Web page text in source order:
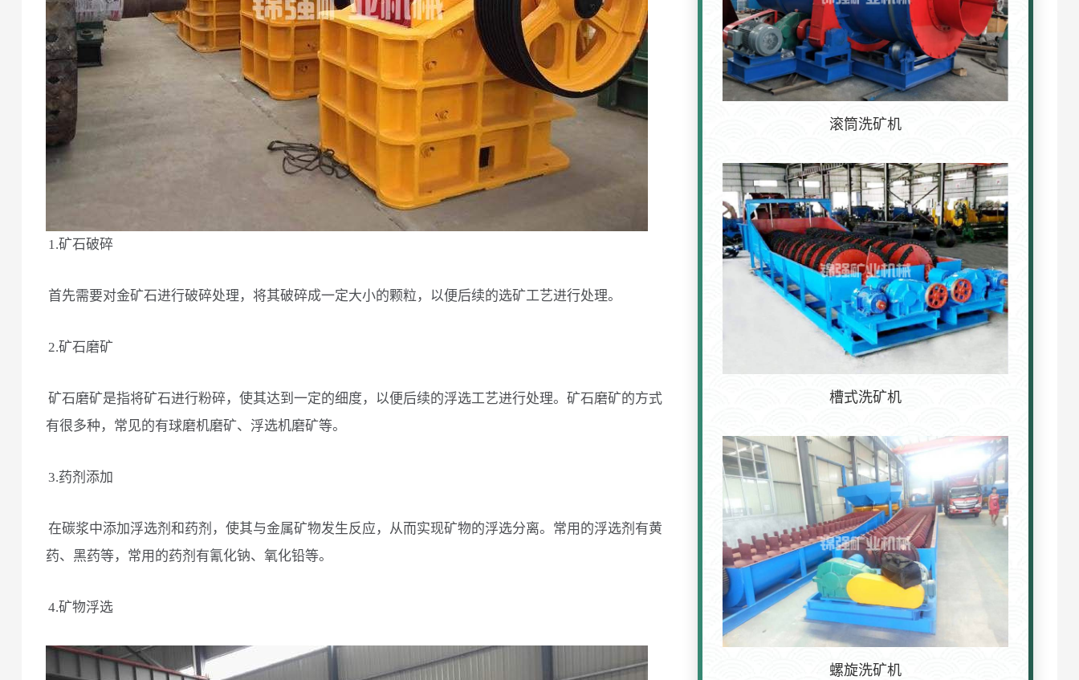
1.矿石破碎
首先需要对金矿石进行破碎处理，将其破碎成一定大小的颗粒，以便后续的选矿工艺进行处理。
2.矿石磨矿
矿石磨矿是指将矿石进行粉碎，使其达到一定的细度，以便后续的浮选工艺进行处理。矿石磨矿的方式
有很多种，常见的有球磨机磨矿、浮选机磨矿等。
3.药剂添加
在碳浆中添加浮选剂和药剂，使其与金属矿物发生反应，从而实现矿物的浮选分离。常用的浮选剂有黄
药、黑药等，常用的药剂有氰化钠、氧化铅等。
4.矿物浮选
滚筒洗矿机
槽式洗矿机
螺旋洗矿机